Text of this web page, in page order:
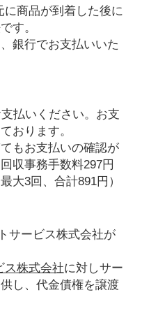
商品が到着した後に
す。
銀行でお支払いいた
払いください。お支
おります。
もお支払いの確認が
収事務手数料297円
大3回、合計891円）
サービス株式会社が
ス株式会社に対しサー
し、代金債権を譲渡